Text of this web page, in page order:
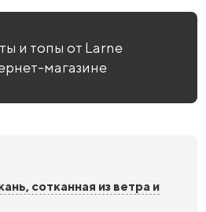
и топы от Larne
магазине
сотканная из ветра и